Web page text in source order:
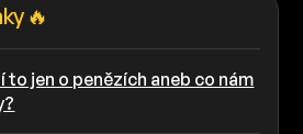
🔥
to jen o penězích aneb co nám